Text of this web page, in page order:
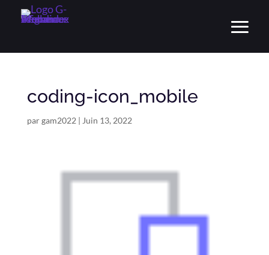
coding-icon_mobile
pargam2022 | Juin 13, 2022